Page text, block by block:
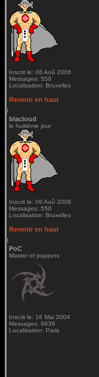
Inscrit le: 06 Aoû 2006
Messages: 550
Localisation: Bruxelles
Revenir en haut
blacloud
le huitième jour
Inscrit le: 06 Aoû 2006
Messages: 550
Localisation: Bruxelles
Revenir en haut
PoC
Master of puppets
Inscrit le: 16 Mai 2004
Messages: 6636
Localisation: Paris